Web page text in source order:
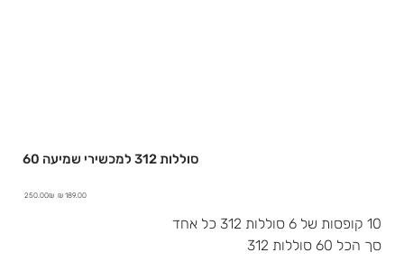
60 סוללות 312 למכשירי שמיעה
מחיר
‏250.00 ‏₪ מחיר
‏189.00 ‏₪
10 קופסות של 6 סוללות 312 כל אחד
סך הכל 60 סוללות 312